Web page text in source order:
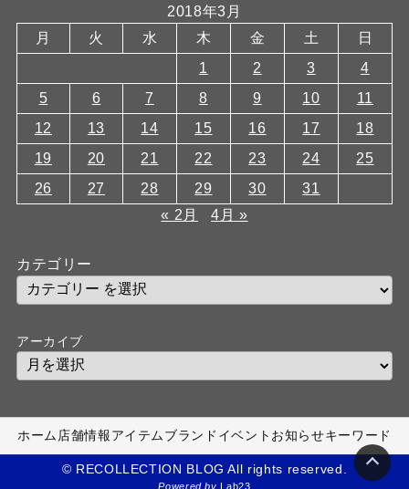
2018年3月
月
火 水 木 金 土
日
1
2 3
4
5
6 7 8 9 10
11
12
13 14 15 16 17
18
19
20 21 22 23 24
25
26
27 28 29 30
31
« 2月
4月 »
カテゴリー
アーカイブ
ホーム 店舗情報アイテムブランド イベント お知らせキーワード
© RECOLLECTION BLOG All rights reserved.
Powered byLab23